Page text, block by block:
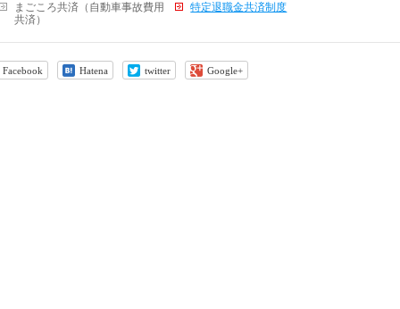
まごころ共済（自動車事故費用
共済）
特定退職金共済制度
Facebook Hatena twitter Google+